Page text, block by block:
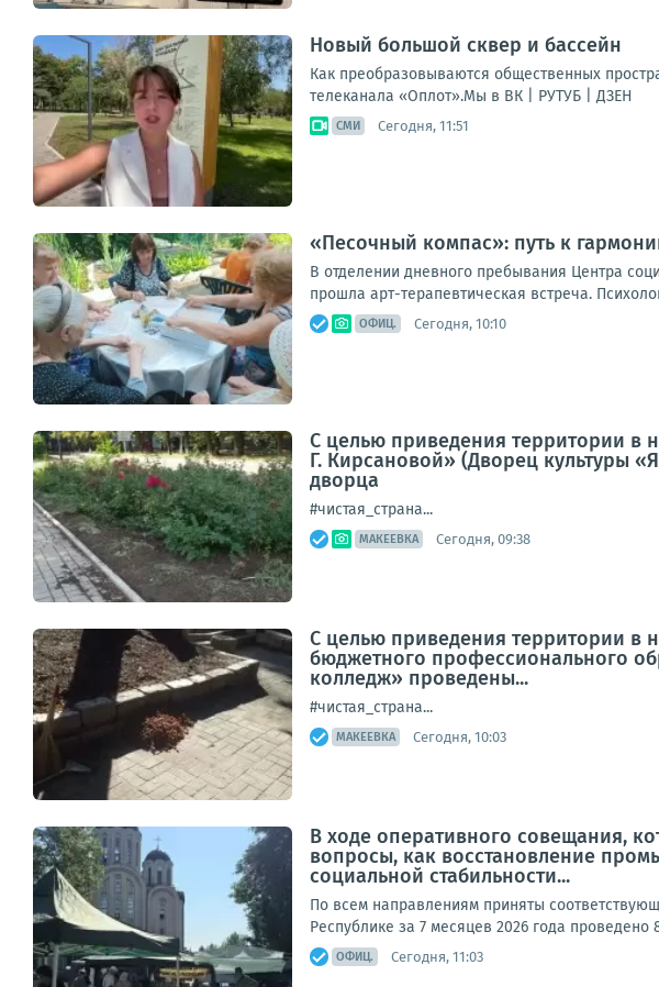
Новый большой сквер и бассейн
Как преобразовываются общественных
телеканала «Оплот».Мы в ВК | РУТУБ | ДЗЕН
СМИ Сегодня, 11:51
«Песочный компас»: путь к
В отделении дневного пребывания Центра
прошла арт-терапевтическая встреча.
ОФИЦ. Сегодня, 10:10
С целью приведения территории в
Г. Кирсановой» (Дворец культуры
дворца
#чистая_страна...
МАКЕЕВКА Сегодня, 09:38
С целью приведения территории в
бюджетного профессионального
колледж» проведены...
#чистая_страна...
МАКЕЕВКА Сегодня, 10:03
В ходе оперативного совещания,
вопросы, как восстановление
социальной стабильности...
По всем направлениям приняты
Республике за 7 месяцев 2026 года
ОФИЦ. Сегодня, 11:03